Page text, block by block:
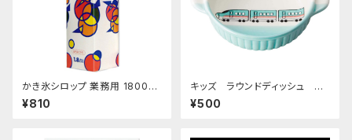
かき氷シロップ 業務用 1800ｍ
L ハニー製 1.8Lパック
¥810
キッズ ラウンドディッシュ 超
特急エメラルド
¥500